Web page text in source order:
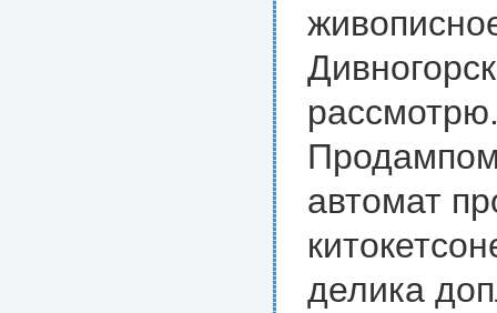
автомат
делика